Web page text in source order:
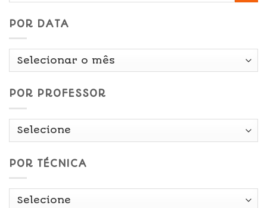
POR DATA
Por
POR PROFESSOR
POR TÉCNICA